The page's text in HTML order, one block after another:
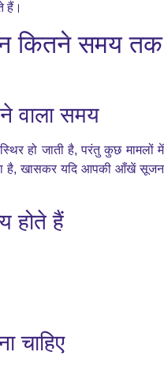
हैं।
कितने समय तक
वाला समय
हो जाती है, परंतु कुछ मामलों में
है, खासकर यदि आपकी आँखें सूजन
होते हैं
चाहिए